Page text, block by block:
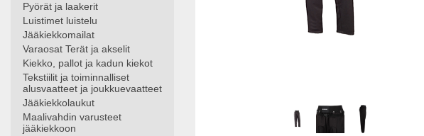
Pyörät ja laakerit
Luistimet luistelu
Jääkiekkomailat
Varaosat Terät ja akselit
Kiekko, pallot ja kadun kiekot
Tekstiilit ja toiminnalliset
alusvaatteet ja joukkuevaatteet
Jääkiekkolaukut
Maalivahdin varusteet
jääkiekkoon